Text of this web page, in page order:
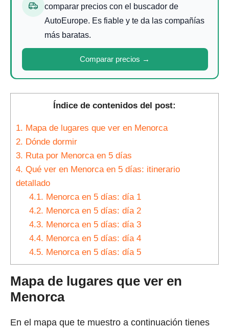
comparar precios con el buscador de
AutoEurope. Es fiable y te da las compañías
más baratas.
Comparar precios →
Índice de contenidos del post:
1. Mapa de lugares que ver en Menorca
2. Dónde dormir
3. Ruta por Menorca en 5 días
4. Qué ver en Menorca en 5 días: itinerario
detallado
4.1. Menorca en 5 días: día 1
4.2. Menorca en 5 días: día 2
4.3. Menorca en 5 días: día 3
4.4. Menorca en 5 días: día 4
4.5. Menorca en 5 días: día 5
Mapa de lugares que ver en
Menorca
En el mapa que te muestro a continuación tienes